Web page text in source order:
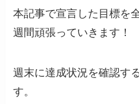
本記事で宣言した目標を
週間頑張っていきます！
週末に達成状況を確認す
す。